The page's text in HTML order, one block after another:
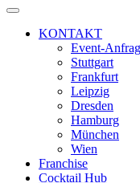
KONTAKT
Event-
Stuttgart
Frankfurt
Leipzig
Dresden
Hamburg
München
Wien
Franchise
Cocktail Hub